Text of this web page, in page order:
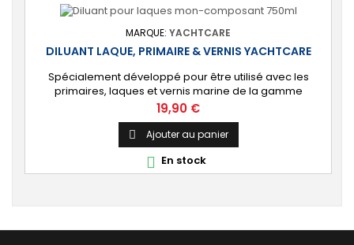
MARQUE: YACHTCARE
DILUANT LAQUE, PRIMAIRE & VERNIS YACHTCARE
Spécialement développé pour être utilisé avec les
primaires, laques et vernis marine de la gamme
YACHTCARE (brillants et satinés). Compatible avec tout
autre produit mono-composant équivalent, quel que
soit le mode d’application : rouleau mousse, pinceau,
pistolet. Ce diluant permet d'ajuster la viscosité du
vernis, laque ou primaire et d’en faciliter...
Prix
19,90 €
 Ajouter au panier
 En stock